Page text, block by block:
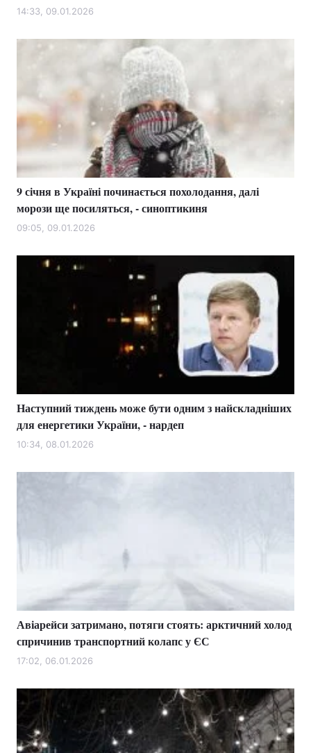
14:33, 09.01.2026
9 січня в Україні починається похолодання, далі
морози ще посиляться, - синоптикиня
09:05, 09.01.2026
Наступний тиждень може бути одним з найскладніших
для енергетики України, - нардеп
10:34, 08.01.2026
Авіарейси затримано, потяги стоять: арктичний холод
спричинив транспортний колапс у ЄС
17:02, 06.01.2026